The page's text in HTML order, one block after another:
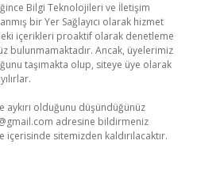
Bilgi Teknolojileri ve İletişim
bir Yer Sağlayıcı olarak hizmet
içerikleri proaktif olarak denetleme
bulunmamaktadır. Ancak, üyelerimiz
taşımakta olup, siteye üye olarak
aykırı olduğunu düşündüğünüz
adresine bildirmeniz
sitemizden kaldırılacaktır.